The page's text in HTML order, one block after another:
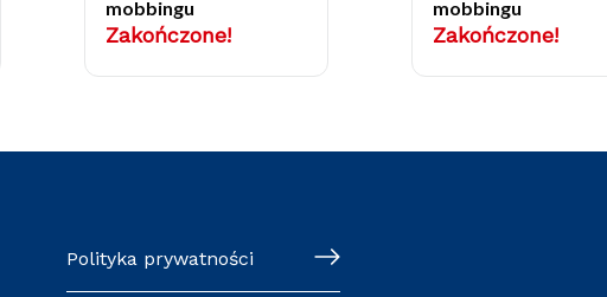
mobbingu
Zakończone!
mobbingu
Zakończone!
Polityka prywatności